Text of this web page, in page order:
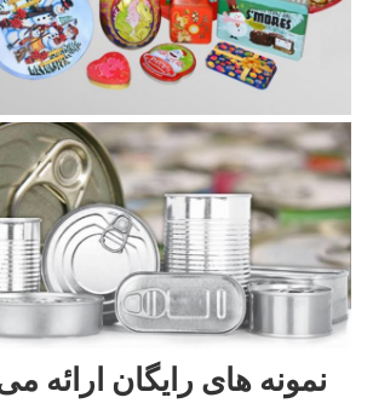
نمونه های رایگان ارائه